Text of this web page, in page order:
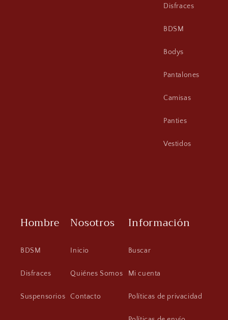
Disfraces
BDSM
Bodys
Pantalones
Camisas
Panties
Vestidos
Hombre
BDSM
Disfraces
Suspensorios
Nosotros
Inicio
Quiénes Somos
Contacto
Información
Buscar
Mi cuenta
Políticas de privacidad